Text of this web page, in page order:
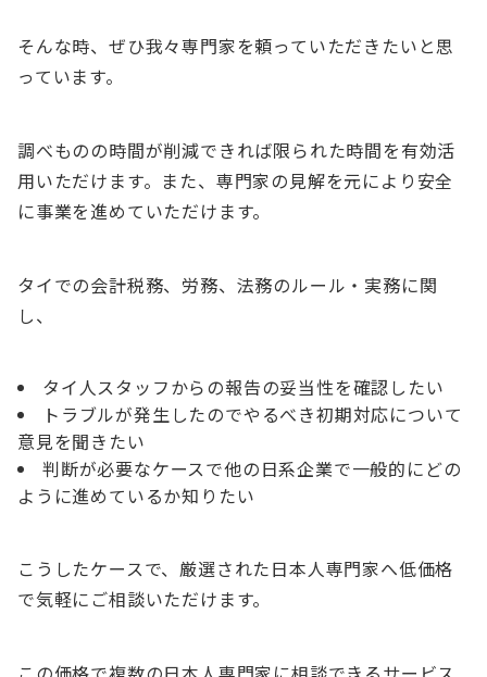
そんな時、ぜひ我々専門家を頼っていただきたいと思
っています。
調べものの時間が削減できれば限られた時間を有効活
用いただけます。また、 専門家の見解を元により安全
に事業を進めていただけます。
タイでの会計税務、労務、法務のルール・実務に関
し、
タイ人スタッフからの報告の妥当性を確認したい
トラブルが発生したのでやるべき初期対応について
意見を聞きたい
判断が必要なケースで他の日系企業で一般的にどの
ように進めているか知りたい
こうしたケースで、厳選された日本人専門家へ低価格
で気軽にご相談いただけます。